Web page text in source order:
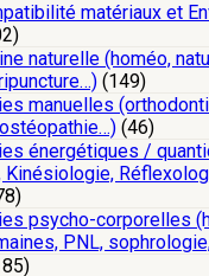
matériaux et
naturelle (homéo,
(149)
manuelles
(46)
énergétiques /
Kinésiologie,
psycho-corporelles
PNL,